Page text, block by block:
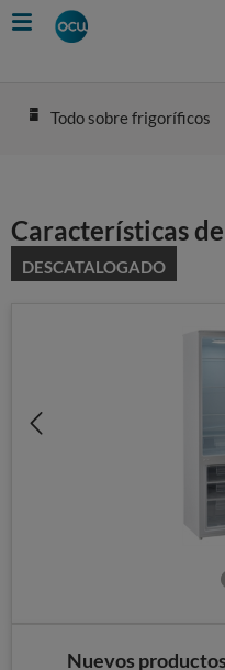
Skip
to
Todo sobre frigoríficos
Características
DESCATALOGADO
Nuevos